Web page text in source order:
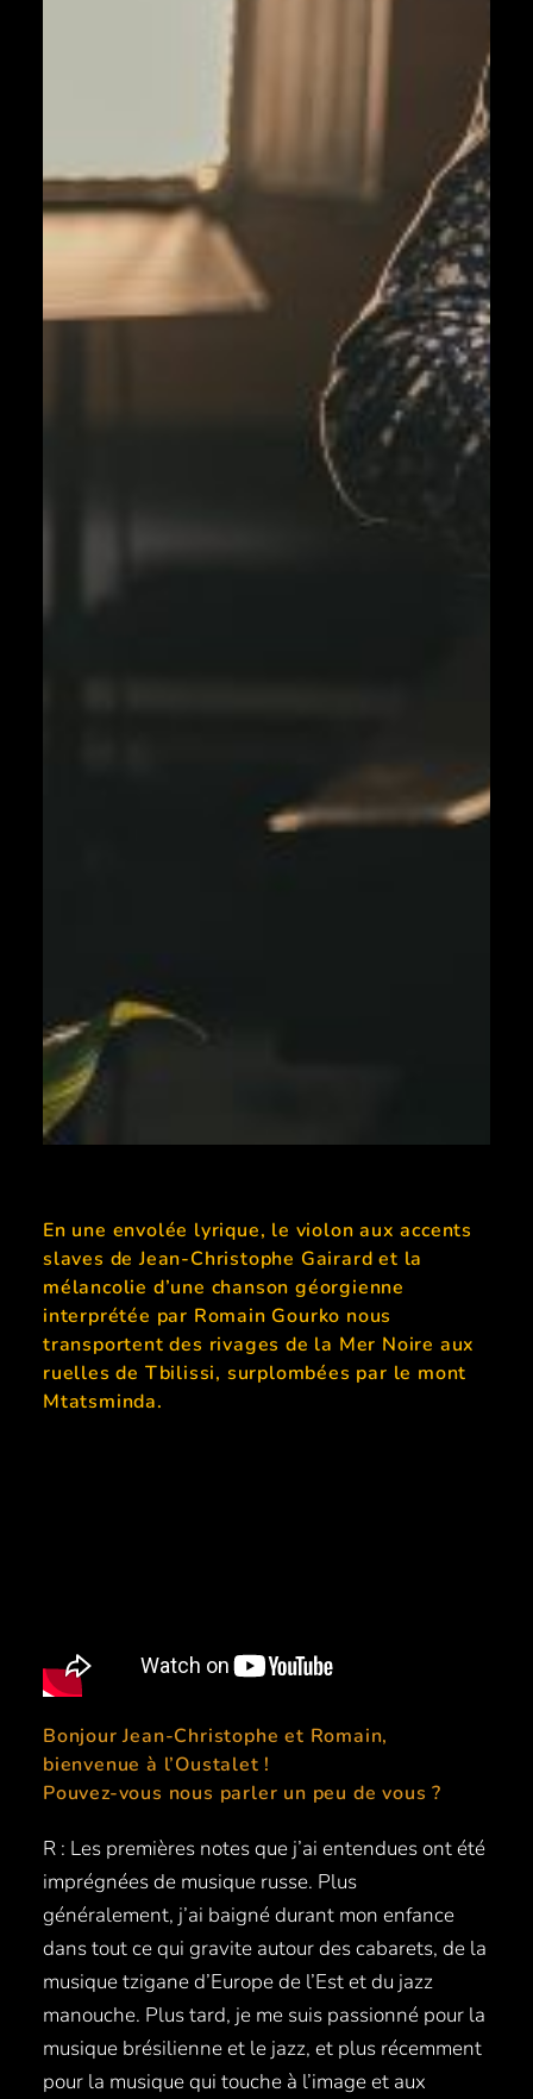
En une envolée lyrique, le violon aux accents
slaves de Jean-Christophe Gairard et la
mélancolie d’une chanson géorgienne
interprétée par Romain Gourko nous
transportent des rivages de la Mer Noire aux
ruelles de Tbilissi, surplombées par le mont
Mtatsminda.
Bonjour Jean-Christophe et Romain,
bienvenue à l’Oustalet !
Pouvez-vous nous parler un peu de vous ?
R : Les premières notes que j’ai entendues ont été
imprégnées de musique russe. Plus
généralement, j’ai baigné durant mon enfance
dans tout ce qui gravite autour des cabarets, de la
musique tzigane d’Europe de l’Est et du jazz
manouche. Plus tard, je me suis passionné pour la
musique brésilienne et le jazz, et plus récemment
pour la musique qui touche à l’image et aux